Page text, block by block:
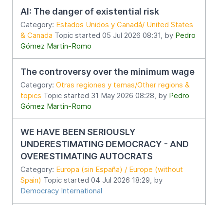
AI: The danger of existential risk
Category: Estados Unidos y Canadá/ United States
& Canada Topic started 05 Jul 2026 08:31, by Pedro
Gómez Martin-Romo
The controversy over the minimum wage
Category: Otras regiones y temas/Other regions &
topics Topic started 31 May 2026 08:28, by Pedro
Gómez Martin-Romo
WE HAVE BEEN SERIOUSLY
UNDERESTIMATING DEMOCRACY - AND
OVERESTIMATING AUTOCRATS
Category: Europa (sin España) / Europe (without
Spain) Topic started 04 Jul 2026 18:29, by
Democracy International